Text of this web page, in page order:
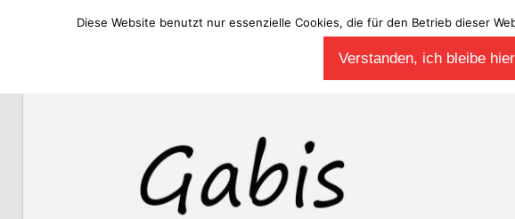
Diese Website benutzt nur essenzielle Cookies, die für den Betrieb dieser
Verstanden, ich bleibe hier